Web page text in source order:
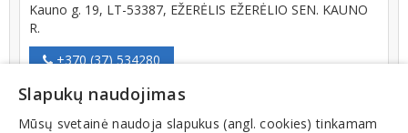
Kauno g. 19, LT-53387, EŽERĖLIS EŽERĖLIO SEN. KAUNO
R.
+370 (37) 534280
Slapukų naudojimas
Mūsų svetainė naudoja slapukus (angl. cookies) tinkamam